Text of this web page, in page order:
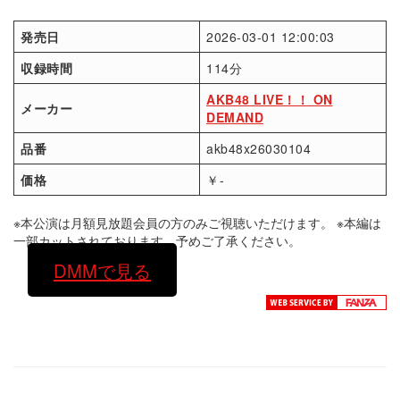
発売日
2026-03-01 12:00:03
収録時間
114分
メーカー
AKB48 LIVE！！ ON
DEMAND
品番
akb48x26030104
価格
￥-
※本公演は月額見放題会員の方のみご視聴いただけます。 ※本編は
一部カットされております。予めご了承ください。
DMMで見る